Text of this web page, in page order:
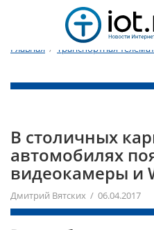
Главная /
Транспортная
В столичных
автомобилях
видеокамеры и
Дмитрий Вятских / 06.04.2017